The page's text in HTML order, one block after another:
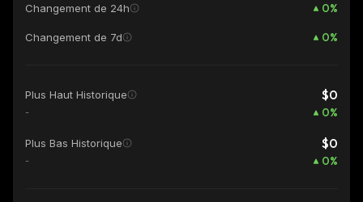
Changement de 24h 0%
Changement de 7d 0%
Plus Haut Historique $0
- 0%
Plus Bas Historique $0
- 0%